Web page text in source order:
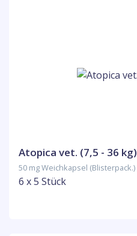
Atopica vet. (7,5 - 36 kg)
50 mg Weichkapsel (Blisterpack.)
6 x 5 Stück